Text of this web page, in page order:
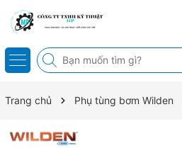
Trang chủ Phụ tùng bơm Wilden